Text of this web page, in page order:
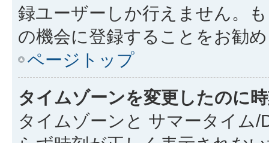
録ユーザーしか行えません。
の機会に登録することをお勧
ページトップ
タイムゾーンを変更したのに
タイムゾーンと サマータイム